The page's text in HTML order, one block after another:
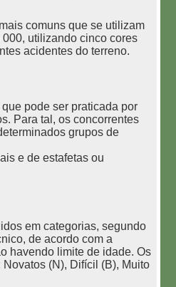
comuns que se utilizam
utilizando cinco cores
acidentes do terreno.
pode ser praticada por
Para tal, os concorrentes
grupos de
e de estafetas ou
em categorias, segundo
de acordo com a
havendo limite de idade. Os
(N), Difícil (B), Muito